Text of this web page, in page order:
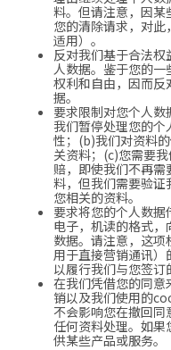
料。但请注意，因某
您的清除请求，对
适用）。
反对我们基于合法
人数据。鉴于您的一
权利和自由，因而
据。
要求限制对您个人
我们暂停处理您的
性；(b)我们对资料
关资料；(c)您需要
赔，即使我们不再
料，但我们需要验证
您相关的资料。
要求将您的个人数据
电子，机读的格式
数据。请注意，这
用于直接营销通讯
以履行我们与您签订
在我们凭借您的同
销以及我们使用的
不会影响您在撤回
任何资料处理。如
供某些产品或服务。